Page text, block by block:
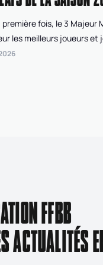
première fois, le 3 Majeur
les meilleurs joueurs et
Superleague 3x3 FFBB.
FFBB
ACTUALITÉS